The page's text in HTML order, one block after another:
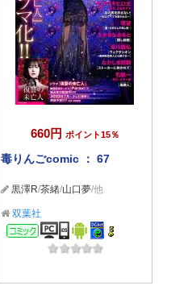
660円 ポイント15％
毒りんごcomic ： 67
黒澤R/茶緒/山口夢/他
双葉社
コミック